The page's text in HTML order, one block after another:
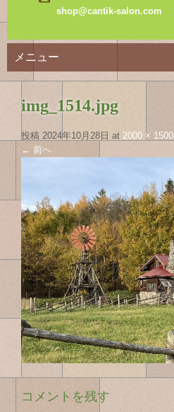
shop@cantik-salon.com
メニュー
img_1514.jpg
投稿2024年10月28日 at 2000 × 1500
← 前へ
コメントを残す